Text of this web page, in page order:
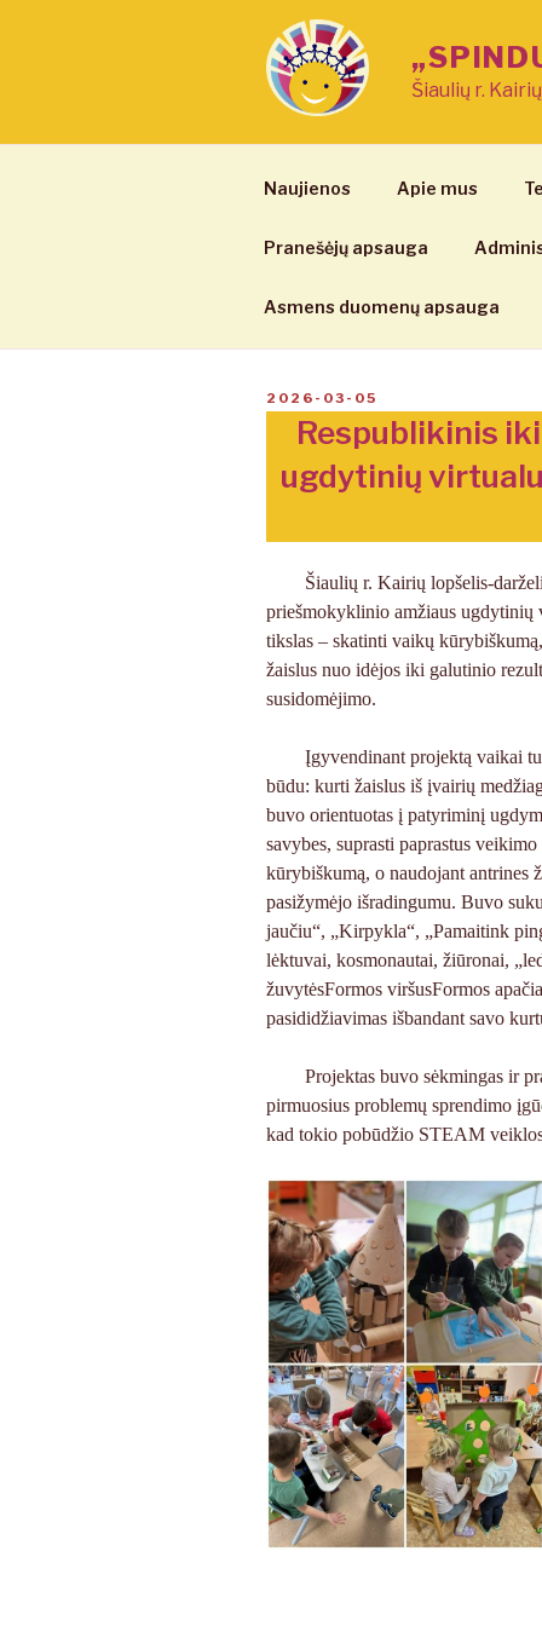
Šiaulių r.
Naujienos Apie mus
Pranešėjų apsauga
Asmens duomenų apsauga
PASKELBTA
2026-03-05
Respublikinis
ugdytinių
Šiaulių r. Kairių lopšelis-
priešmokyklinio amžiaus
tikslas – skatinti vaikų
žaislus nuo idėjos iki galutinio
susidomėjimo.
Įgyvendinant projektą vaikai
būdu: kurti žaislus iš įvairių
buvo orientuotas į patyriminį
savybes, suprasti paprastus
kūrybiškumą, o naudojant antrines
pasižymėjo išradingumu. Buvo
jaučiu“, „Kirpykla“, „Pamaitink
lėktuvai, kosmonautai, žiūronai,
žuvytėsFormos viršusFormos
pasididžiavimas išbandant savo
Projektas buvo sėkmingas ir
pirmuosius problemų sprendimo
kad tokio pobūdžio STEAM